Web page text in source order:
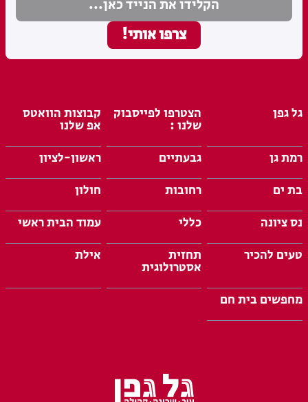
גל גפן הצטרפו לפייסבוק
שלנו :
קבוצות הוואטס
אפ שלנו
רמת גן
גבעתיים
ראשון-לציון
בת ים
רחובות
חולון
נס ציונה
כללי
עמוד הבית ראשי
טעים להכיר
תחזית
אסטרולוגית
אילת
מחפשים בית חם